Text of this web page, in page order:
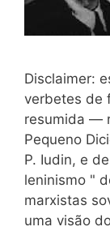
Disclaimer:
verbetes de
resumida —
Pequeno
P. Iudin, e
leninismo "
marxistas
uma visão